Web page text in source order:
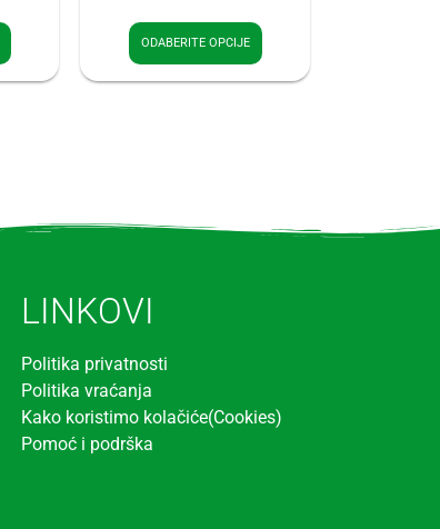
ODABERITE OPCIJE
LINKOVI
Politika privatnosti
Politika vraćanja
Kako koristimo kolačiće(Cookies)
Pomoć i podrška